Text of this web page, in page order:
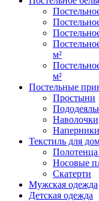
м²
м²
Постельные
Простыни
Наволочки
Наперники
Текстиль для
Носовые
Скатерти
Мужская одежда
Детская одежда